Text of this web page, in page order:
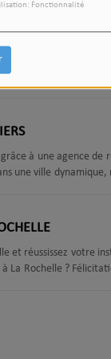
Fonctionnalité
en famille
de relocation.
en famille à
dans la région
pas......
à une agence
une ville
stressante et......
réussissez votre
La Rochelle ?